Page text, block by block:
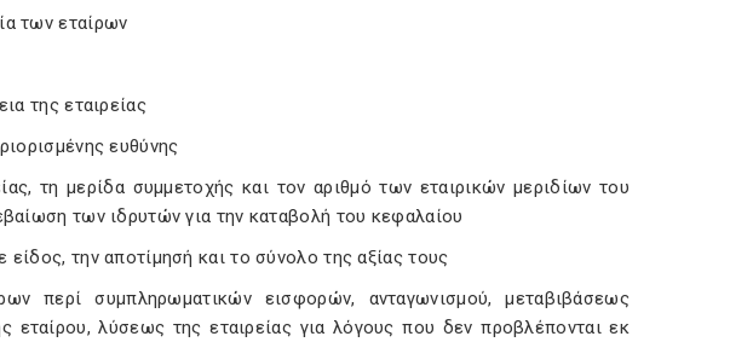
των εταίρων
της εταιρείας
ευθύνης
τη μερίδα συμμετοχής και τον αριθμό των εταιρικών μεριδίων του
των ιδρυτών για την καταβολή του κεφαλαίου
την αποτίμησή και το σύνολο της αξίας τους
περί συμπληρωματικών εισφορών, ανταγωνισμού, μεταβιβάσεως
εταίρου, λύσεως της εταιρείας για λόγους που δεν προβλέπονται εκ